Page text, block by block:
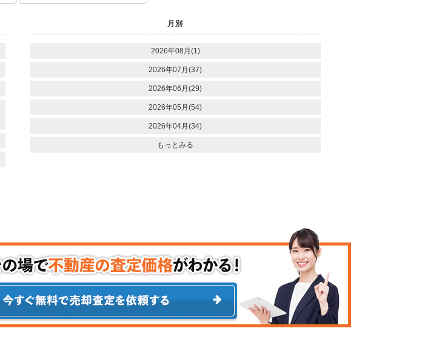
月別
2026年08月(1)
2026年07月(37)
2026年06月(29)
2026年05月(54)
2026年04月(34)
もっとみる